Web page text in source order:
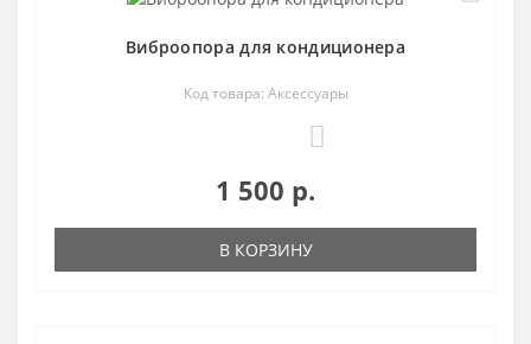
Виброопора для кондиционера
Код товара: Аксессуары
1 500 р.
В КОРЗИНУ